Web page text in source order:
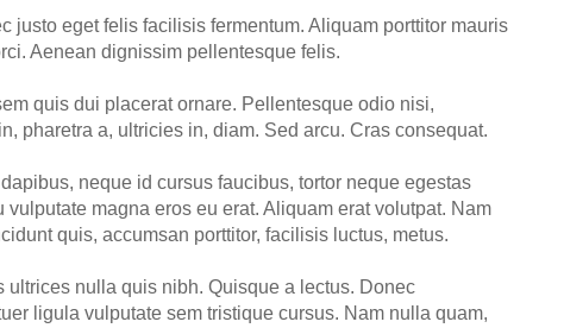
justo eget felis facilisis fermentum. Aliquam porttitor mauris
Aenean dignissim pellentesque felis.
quis dui placerat ornare. Pellentesque odio nisi,
pharetra a, ultricies in, diam. Sed arcu. Cras consequat.
neque id cursus faucibus, tortor neque egestas
vulputate magna eros eu erat. Aliquam erat volutpat. Nam
quis, accumsan porttitor, facilisis luctus, metus.
ultrices nulla quis nibh. Quisque a lectus. Donec
ligula vulputate sem tristique cursus. Nam nulla quam,